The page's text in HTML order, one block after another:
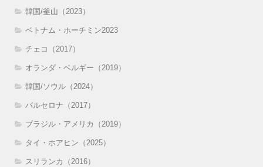
韓国/釜山（2023）
ベトナム・ホーチミン2023
チェコ（2017）
オランダ・ベルギー（2019）
韓国/ソウル（2024）
バルセロナ（2017）
ブラジル・アメリカ（2019）
タイ・ホアヒン（2025）
スリランカ（2016）